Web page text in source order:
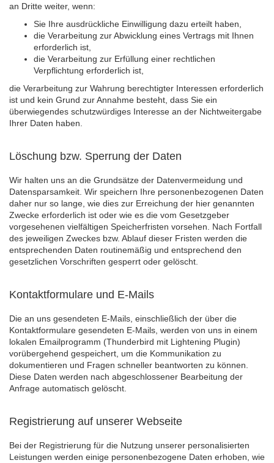
an Dritte weiter, wenn:
Sie Ihre ausdrückliche Einwilligung dazu erteilt haben,
die Verarbeitung zur Abwicklung eines Vertrags mit Ihnen
erforderlich ist,
die Verarbeitung zur Erfüllung einer rechtlichen
Verpflichtung erforderlich ist,
die Verarbeitung zur Wahrung berechtigter Interessen erforderlich
ist und kein Grund zur Annahme besteht, dass Sie ein
überwiegendes schutzwürdiges Interesse an der Nichtweitergabe
Ihrer Daten haben.
Löschung bzw. Sperrung der Daten
Wir halten uns an die Grundsätze der Datenvermeidung und
Datensparsamkeit. Wir speichern Ihre personenbezogenen Daten
daher nur so lange, wie dies zur Erreichung der hier genannten
Zwecke erforderlich ist oder wie es die vom Gesetzgeber
vorgesehenen vielfältigen Speicherfristen vorsehen. Nach Fortfall
des jeweiligen Zweckes bzw. Ablauf dieser Fristen werden die
entsprechenden Daten routinemäßig und entsprechend den
gesetzlichen Vorschriften gesperrt oder gelöscht.
Kontaktformulare und E-Mails
Die an uns gesendeten E-Mails, einschließlich der über die
Kontaktformulare gesendeten E-Mails, werden von uns in einem
lokalen Emailprogramm (Thunderbird mit Lightening Plugin)
vorübergehend gespeichert, um die Kommunikation zu
dokumentieren und Fragen schneller beantworten zu können.
Diese Daten werden nach abgeschlossener Bearbeitung der
Anfrage automatisch gelöscht.
Registrierung auf unserer Webseite
Bei der Registrierung für die Nutzung unserer personalisierten
Leistungen werden einige personenbezogene Daten erhoben, wie